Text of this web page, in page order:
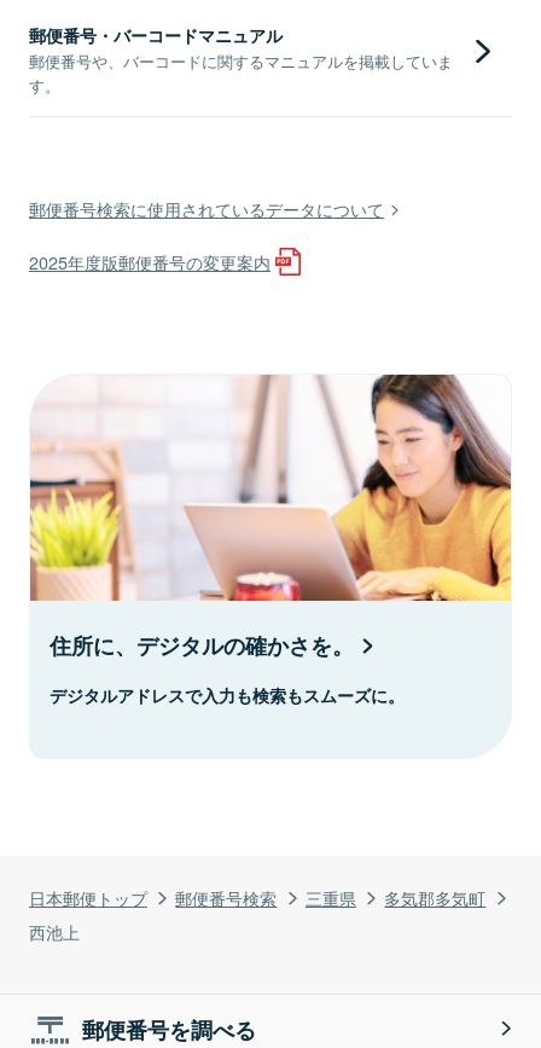
日本郵便トップ 郵便番号検索 三重県
多気郡多気町
西池上
郵便番号・バーコードマニュアル
郵便番号や、バーコードに関するマニュアルを掲載していま
す。
郵便番号検索に使用されているデータについて
2025年度版郵便番号の変更案内
住所に、デジタルの確かさを。
デジタルアドレスで入力も検索もスムーズに。
郵便番号を調べる